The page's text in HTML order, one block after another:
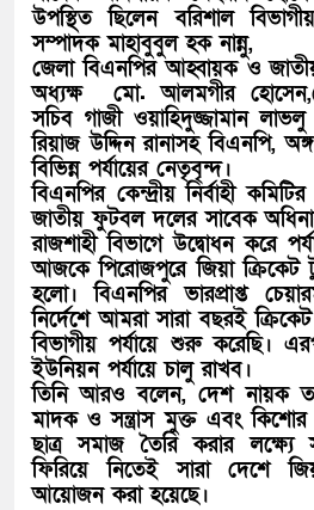
উপস্থিত ছিলেন বরিশাল
সম্পাদক মাহাবুবুল হক নান্নু,
জেলা বিএনপির আহ্বায়ক ও জাতীয়
অধ্যক্ষ মো. আলমগীর
সচিব গাজী ওয়াহিদুজ্জামান
রিয়াজ উদ্দিন রানাসহ বিএনপি,
বিভিন্ন পর্যায়ের নেতৃবৃন্দ।
বিএনপির কেন্দ্রীয় নির্বাহী
জাতীয় ফুটবল দলের সাবেক
রাজশাহী বিভাগে উদ্বোধন করে
আজকে পিরোজপুরে জিয়া ক্রিকেট
হলো। বিএনপির ভারপ্রাপ্ত
নির্দেশে আমরা সারা বছরই
বিভাগীয় পর্যায়ে শুরু করেছি।
ইউনিয়ন পর্যায়ে চালু রাখব।
তিনি আরও বলেন, দেশ নায়ক
মাদক ও সন্ত্রাস মুক্ত এবং
ছাত্র সমাজ তৈরি করার লক্ষ্যে
ফিরিয়ে নিতেই সারা দেশে
আয়োজন করা হয়েছে।